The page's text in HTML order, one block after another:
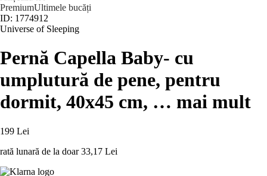
PremiumUltimele bucăți
ID: 1774912
Universe of Sleeping
Pernă Capella Baby- cu
umplutură de pene, pentru
dormit, 40x45 cm, … mai mult
199 Lei
rată lunară de la doar 33,17 Lei